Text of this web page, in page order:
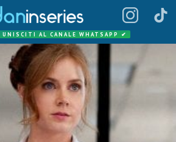
UNISCITI AL CANALE WHATSAPP ✔